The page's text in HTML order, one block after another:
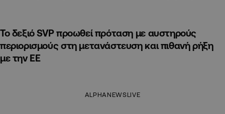
Το δεξιό SVP προωθεί πρόταση με αυστηρούς
περιορισμούς στη μετανάστευση και πιθανή ρήξη
με την ΕΕ
ALPHANEWSLIVE